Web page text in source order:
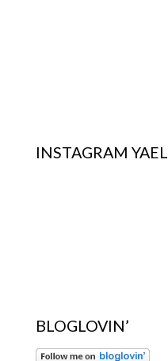
INSTAGRAM YAEL
BLOGLOVIN’